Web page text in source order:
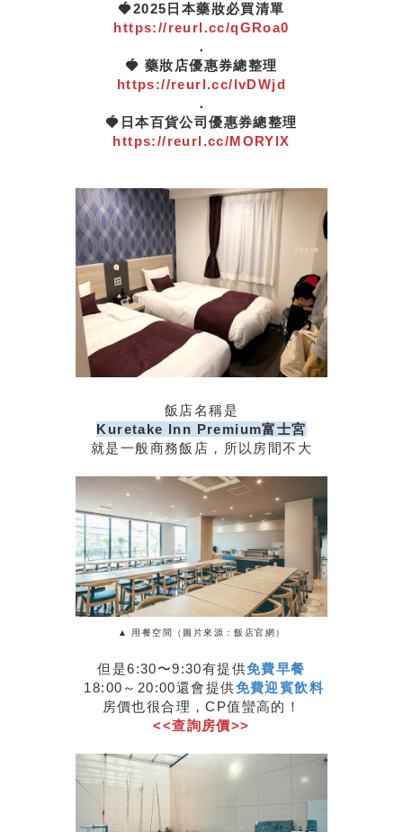
🍓2025日本藥妝必買清單
https://reurl.cc/qGRoa0
．
🍓 藥妝店優惠券總整理
https://reurl.cc/lvDWjd
．
🍓日本百貨公司優惠券總整理
https://reurl.cc/MORYlX
飯店名稱是
Kuretake Inn Premium富士宮
就是一般商務飯店，所以房間不大
▲ 用餐空間（圖片來源：飯店官網）
但是6:30〜9:30有提供免費早餐
18:00～20:00還會提供免費迎賓飲料
房價也很合理，CP值蠻高的！
<<查詢房價>>